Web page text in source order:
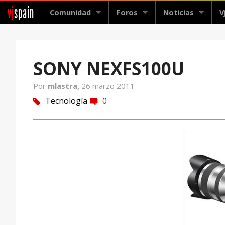
vjspain Comunidad Foros Noticias
SONY NEXFS100U
Por mlastra, 26 marzo 2011
tag Tecnología comment 0